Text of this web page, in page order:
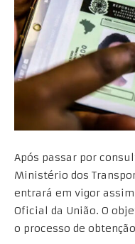
Após passar por
Ministério dos
entrará em vigor
Oficial da União. O
o processo de obtenção